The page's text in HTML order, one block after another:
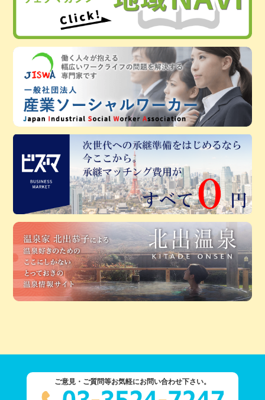
ご意見・ご質問等お気軽にお問い合わせ下さい。